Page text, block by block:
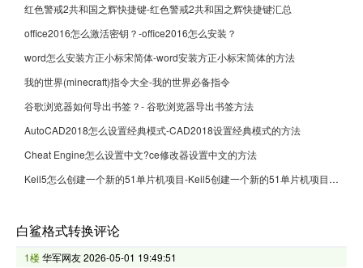
红色警戒2共和国之辉快捷键-红色警戒2共和国之辉快捷键汇总
office2016怎么激活密钥？-office2016怎么安装？
word怎么安装方正小标宋简体-word安装方正小标宋简体的方法
我的世界(minecraft)指令大全-我的世界必备指令
谷歌浏览器如何导出书签？- 谷歌浏览器导出书签方法
AutoCAD2018怎么设置经典模式-CAD2018设置经典模式的方法
Cheat Engine怎么设置中文?ce修改器设置中文的方法
Keil5怎么创建一个新的51单片机项目-Keil5创建一个新的51单片机项目的方法
白鲨格式转换评论
1楼华军网友2026-05-01 19:49:51